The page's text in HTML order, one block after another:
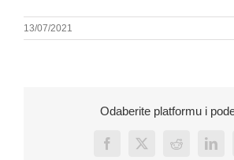
13/07/2021
Odaberite platformu i
Facebook
X Reddit